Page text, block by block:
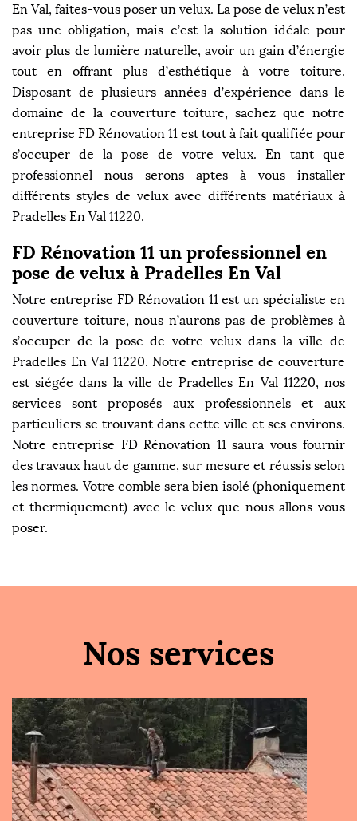
En Val, faites-vous poser un velux. La pose de velux n’est
pas une obligation, mais c’est la solution idéale pour
avoir plus de lumière naturelle, avoir un gain d’énergie
tout en offrant plus d’esthétique à votre toiture.
Disposant de plusieurs années d’expérience dans le
domaine de la couverture toiture, sachez que notre
entreprise FD Rénovation 11 est tout à fait qualifiée pour
s’occuper de la pose de votre velux. En tant que
professionnel nous serons aptes à vous installer
différents styles de velux avec différents matériaux à
Pradelles En Val 11220.
FD Rénovation 11 un professionnel en
pose de velux à Pradelles En Val
Notre entreprise FD Rénovation 11 est un spécialiste en
couverture toiture, nous n’aurons pas de problèmes à
s’occuper de la pose de votre velux dans la ville de
Pradelles En Val 11220. Notre entreprise de couverture
est siégée dans la ville de Pradelles En Val 11220, nos
services sont proposés aux professionnels et aux
particuliers se trouvant dans cette ville et ses environs.
Notre entreprise FD Rénovation 11 saura vous fournir
des travaux haut de gamme, sur mesure et réussis selon
les normes. Votre comble sera bien isolé (phoniquement
et thermiquement) avec le velux que nous allons vous
poser.
Nos services